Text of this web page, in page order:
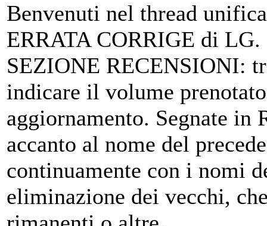
Benvenuti nel thread
ERRATA CORRIGE di LG.
SEZIONE RECENSIONI:
indicare il volume
aggiornamento. Segnate in
accanto al nome del
continuamente con i nomi
eliminazione dei vecchi,